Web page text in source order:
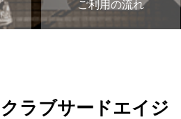
ご利用の流れ
クラブサードエイジ
施設情報
ご利用の流れ